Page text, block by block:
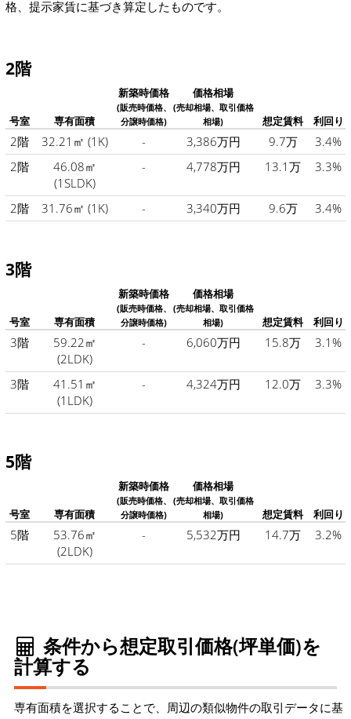
格、提示家賃に基づき算定したものです。
2階
号室 専有面積
新築時価格
(販売時価格、
分譲時価格)
価格相場
(売却相場、取引価格
相場)
想定賃料 利回り
2階 32.21㎡ (1K) - 3,386万円 9.7万
3.4%
2階
46.08㎡
(1SLDK)
- 4,778万円 13.1万 3.3%
2階 31.76㎡ (1K) - 3,340万円 9.6万 3.4%
3階
号室 専有面積
新築時価格
(販売時価格、
分譲時価格)
価格相場
(売却相場、取引価格
相場)
想定賃料 利回り
3階
59.22㎡
(2LDK)
- 6,060万円 15.8万 3.1%
3階
41.51㎡
(1LDK)
- 4,324万円 12.0万 3.3%
5階
号室 専有面積
新築時価格
(販売時価格、
分譲時価格)
価格相場
(売却相場、取引価格
相場)
想定賃料 利回り
5階
53.76㎡
(2LDK)
- 5,532万円 14.7万 3.2%
条件から想定取引価格(坪単価)を
計算する
専有面積を選択することで、周辺の類似物件の取引データに基